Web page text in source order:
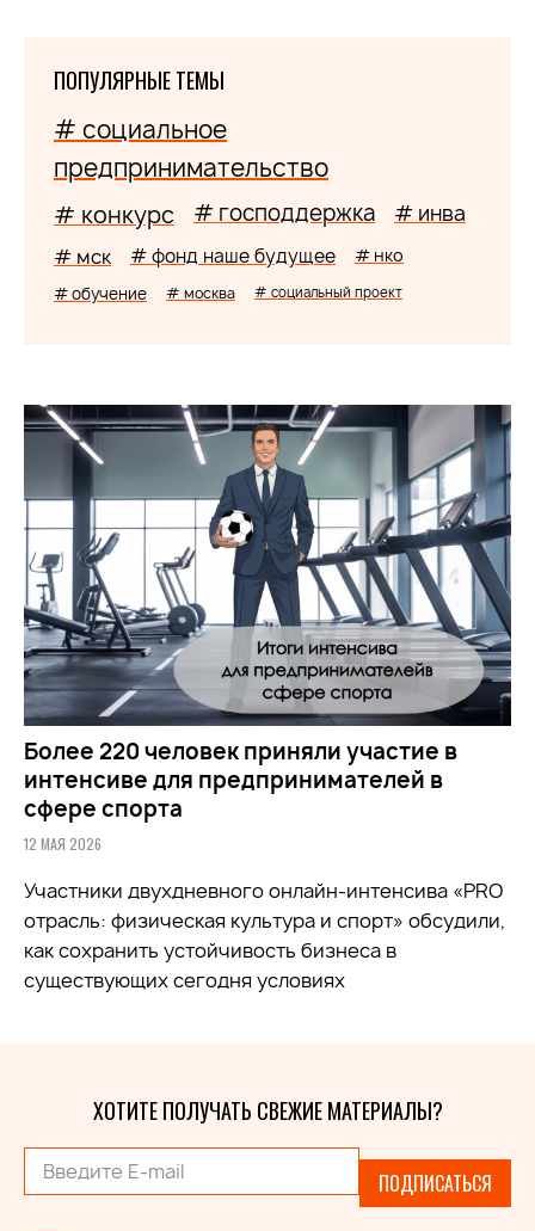
ПОПУЛЯРНЫЕ ТЕМЫ
# социальное
предпринимательство
# конкурс # господдержка # инва
# мск # фонд наше будущее # нко
# обучение # москва # социальный проект
Более 220 человек приняли участие в
интенсиве для предпринимателей в
сфере спорта
12 МАЯ 2026
Участники двухдневного онлайн-интенсива «PRO
отрасль: физическая культура и спорт» обсудили,
как сохранить устойчивость бизнеса в
существующих сегодня условиях
ХОТИТЕ ПОЛУЧАТЬ СВЕЖИЕ МАТЕРИАЛЫ?
ПОДПИСАТЬСЯ